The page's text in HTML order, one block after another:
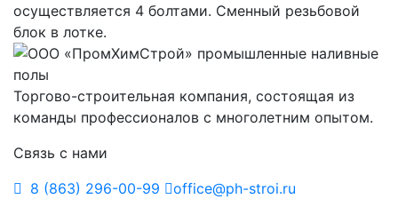
осуществляется 4 болтами. Сменный резьбовой
блок в лотке.
Торгово-строительная компания, состоящая из
команды профессионалов с многолетним опытом.
Связь с нами
8 (863) 296-00-99
office@ph-stroi.ru